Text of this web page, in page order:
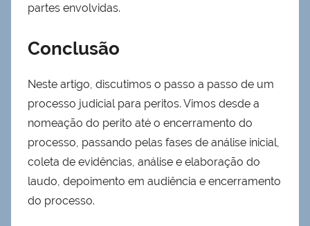
partes envolvidas.
Conclusão
Neste artigo, discutimos o passo a passo de um
processo judicial para peritos. Vimos desde a
nomeação do perito até o encerramento do
processo, passando pelas fases de análise inicial,
coleta de evidências, análise e elaboração do
laudo, depoimento em audiência e encerramento
do processo.